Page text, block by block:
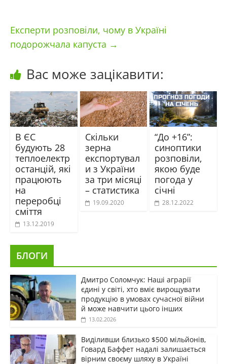
Експерти розповіли, чому в Україні
подорожчала капуста →
Вас може зацікавити:
В ЄС
будують 28
теплоелектр
останцій, які
працюють
на
переробці
сміття
13.12.2019
Скільки
зерна
експортувал
и з України
за три місяці
– статистика
19.09.2020
“До +16”:
синоптики
розповіли,
якою буде
погода у
січні
28.12.2022
БЛОГИ
Дмитро Соломчук: Наші аграрії
єдині у світі, хто вміє вирощувати
продукцію в умовах сучасної війни
й може навчити цього інших
13.02.2026
Виділивши близько $500 мільйонів,
Говард Баффет надалі залишається
вірним своєму шляху в Україні